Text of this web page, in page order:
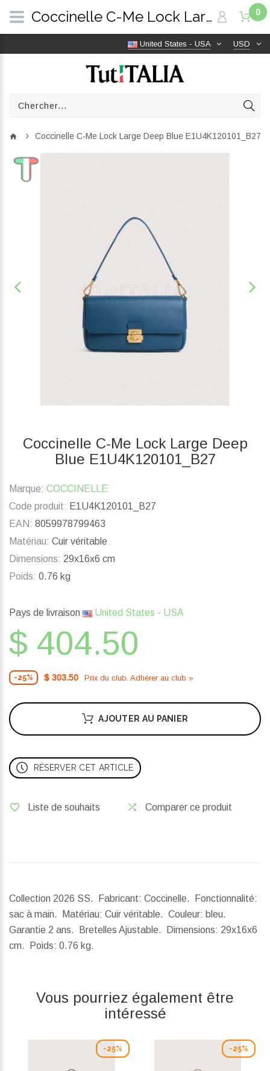
USD
United States - USA
0
Coccinelle C-Me Lock Large Deep Blue E1U4K120101_B27
Coccinelle C-Me Lock Large Deep
Blue E1U4K120101_B27
Marque: COCCINELLE
Code produit: E1U4K120101_B27
EAN: 8059978799463
Matériau: Cuir véritable
Dimensions: 29x16x6 cm
Poids: 0.76 kg
Pays de livraison United States - USA
$ 404.50
-25% $ 303.50 Prix ​​du club. Adhérer au club »
AJOUTER AU PANIER
RÉSERVER CET ARTICLE
Liste de souhaits Comparer ce produit
Collection 2026 SS. Fabricant: Coccinelle. Fonctionnalité:
sac à main. Matériau: Cuir véritable. Couleur: bleu.
Garantie 2 ans. Bretelles Ajustable.
Dimensions: 29x16x6
cm.
Poids: 0.76 kg.
Vous pourriez également être
intéressé
-25% -25%
Coccinelle C-Me Lock Large Deep Blue E1U4K120101_B27 | TutITALIA